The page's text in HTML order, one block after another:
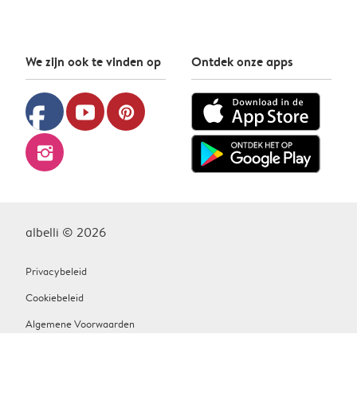
We zijn ook te vinden op
facebook youtube pinterest
instagram
Ontdek onze apps
albelli © 2026
Privacybeleid
Cookiebeleid
Algemene Voorwaarden